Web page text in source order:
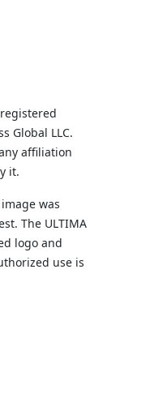
registered
Global LLC.
affiliation
it.
image was
The ULTIMA
logo and
use is